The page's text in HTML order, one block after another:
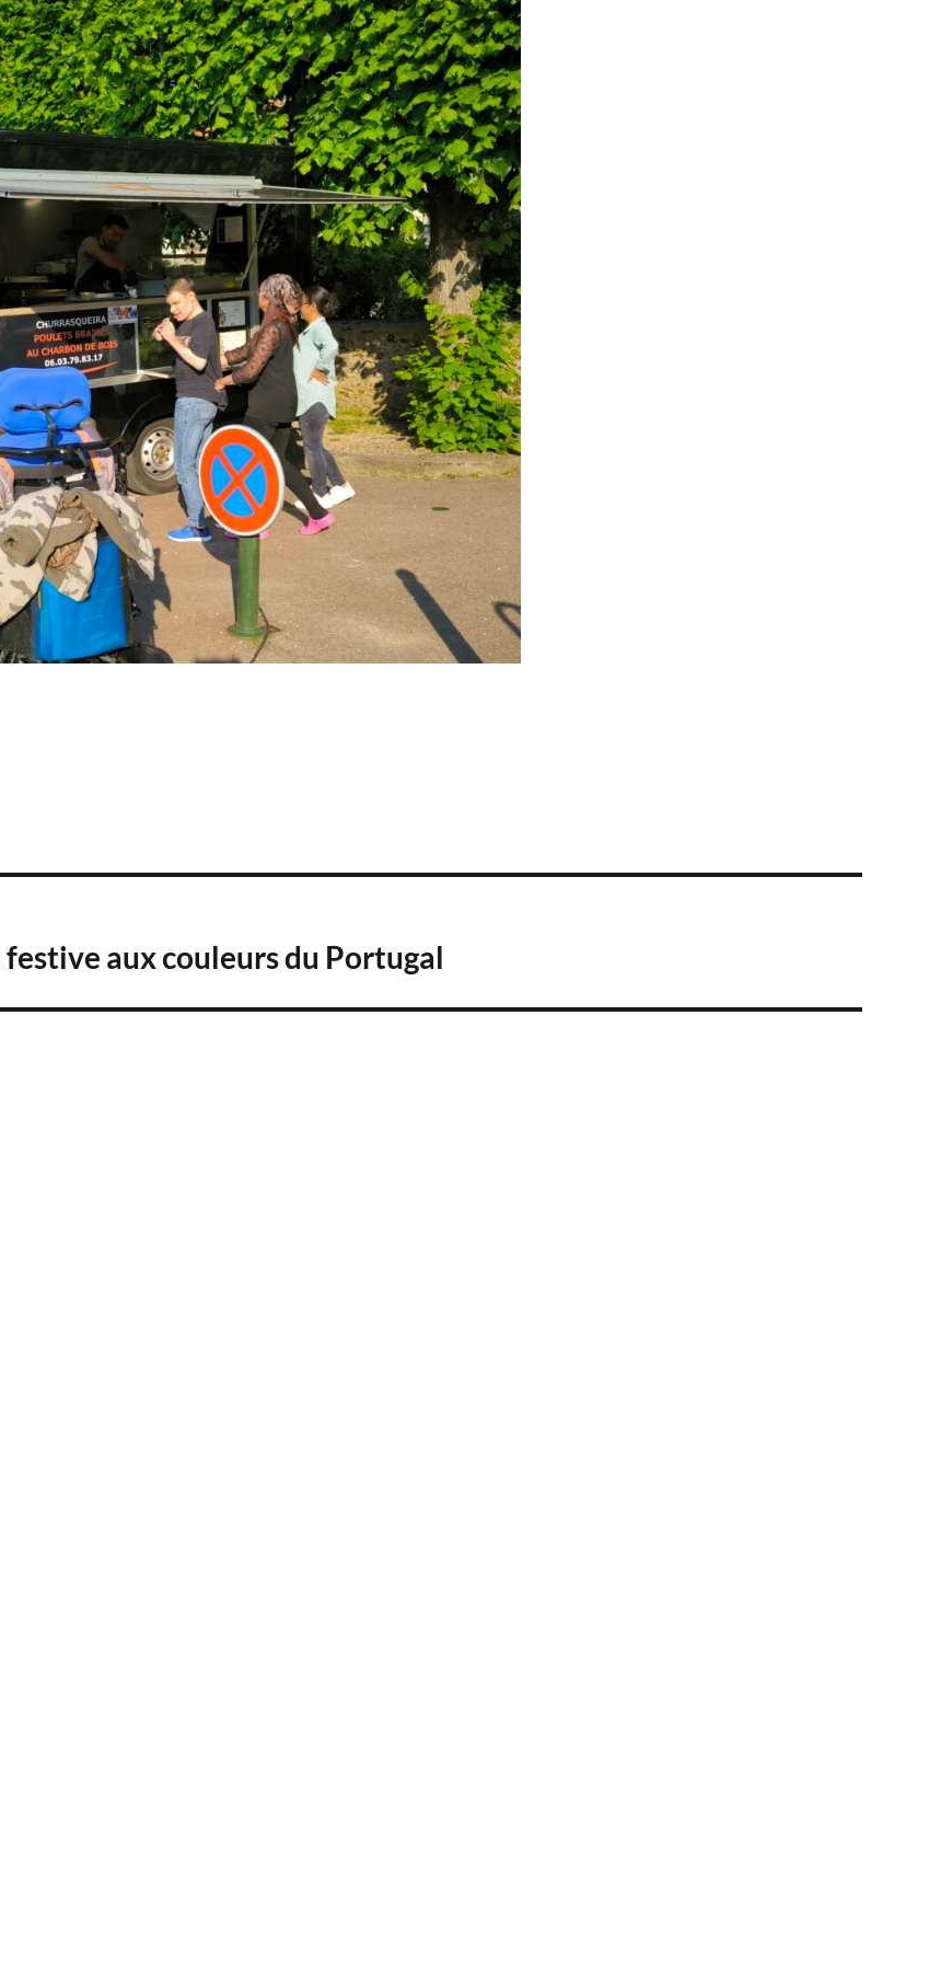
festive aux couleurs du Portugal